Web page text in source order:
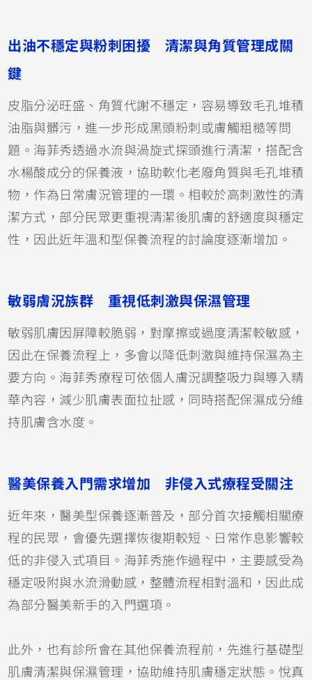
出油不穩定與粉刺困擾 清潔與角質管理成關
鍵
皮脂分泌旺盛、角質代謝不穩定，容易導致毛孔堆積
油脂與髒污，進一步形成黑頭粉刺或膚觸粗糙等問
題。海菲秀透過水流與渦旋式探頭進行清潔，搭配含
水楊酸成分的保養液，協助軟化老廢角質與毛孔堆積
物，作為日常膚況管理的一環。相較於高刺激性的清
潔方式，部分民眾更重視清潔後肌膚的舒適度與穩定
性，因此近年溫和型保養流程的討論度逐漸增加。
敏弱膚況族群 重視低刺激與保濕管理
敏弱肌膚因屏障較脆弱，對摩擦或過度清潔較敏感，
因此在保養流程上，多會以降低刺激與維持保濕為主
要方向。海菲秀療程可依個人膚況調整吸力與導入精
華內容，減少肌膚表面拉扯感，同時搭配保濕成分維
持肌膚含水度。
醫美保養入門需求增加 非侵入式療程受關注
近年來，醫美型保養逐漸普及，部分首次接觸相關療
程的民眾，會優先選擇恢復期較短、日常作息影響較
低的非侵入式項目。海菲秀施作過程中，主要感受為
穩定吸附與水流滑動感，整體流程相對溫和，因此成
為部分醫美新手的入門選項。
此外，也有診所會在其他保養流程前，先進行基礎型
肌膚清潔與保濕管理，協助維持肌膚穩定狀態。悅真